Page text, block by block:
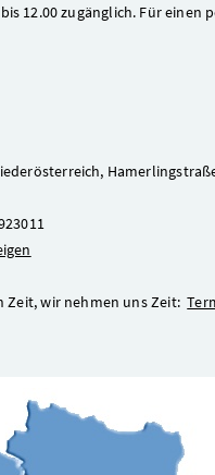
12.00 zugänglich. Für
Zeit, wir nehmen uns Zeit: